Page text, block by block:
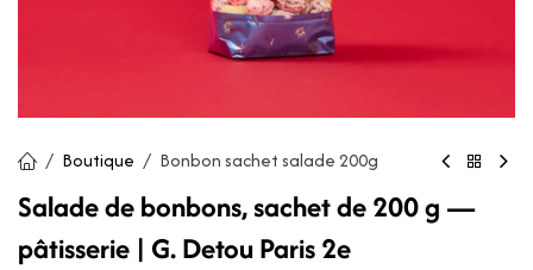
Boutique Bonbon sachet salade 200g
Salade de bonbons, sachet de 200 g —
pâtisserie | G. Detou Paris 2e